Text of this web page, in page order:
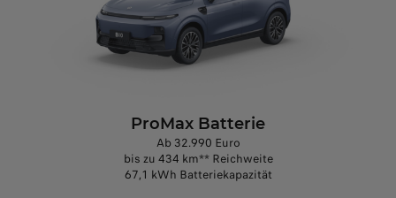
ProMax Batterie
Ab 32.990 Euro
bis zu 434 km** Reichweite
67,1 kWh Batteriekapazität